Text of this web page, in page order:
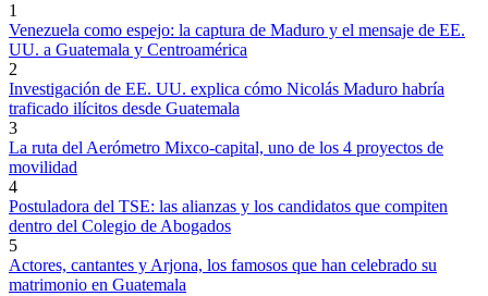
1
Venezuela como espejo: la captura de Maduro y el mensaje de EE.
UU. a Guatemala y Centroamérica
2
Investigación de EE. UU. explica cómo Nicolás Maduro habría
traficado ilícitos desde Guatemala
3
La ruta del Aerómetro Mixco-capital, uno de los 4 proyectos de
movilidad
4
Postuladora del TSE: las alianzas y los candidatos que compiten
dentro del Colegio de Abogados
5
Actores, cantantes y Arjona, los famosos que han celebrado su
matrimonio en Guatemala